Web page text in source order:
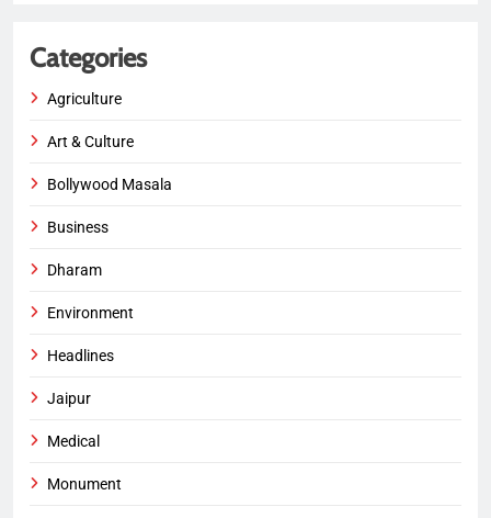
Categories
Agriculture
Art & Culture
Bollywood Masala
Business
Dharam
Environment
Headlines
Jaipur
Medical
Monument